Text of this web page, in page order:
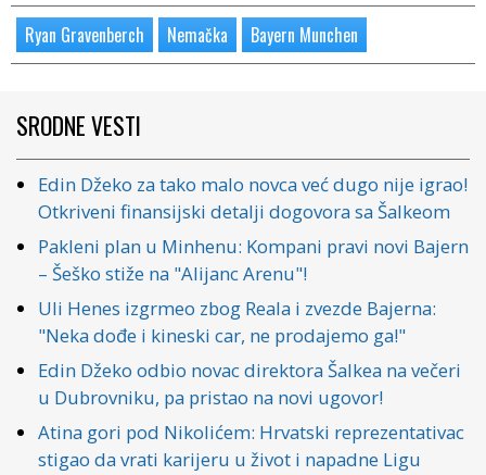
Ryan Gravenberch Nemačka Bayern Munchen
SRODNE VESTI
Edin Džeko za tako malo novca već dugo nije igrao!
Otkriveni finansijski detalji dogovora sa Šalkeom
Pakleni plan u Minhenu: Kompani pravi novi Bajern
– Šeško stiže na "Alijanc Arenu"!
Uli Henes izgrmeo zbog Reala i zvezde Bajerna:
"Neka dođe i kineski car, ne prodajemo ga!"
Edin Džeko odbio novac direktora Šalkea na večeri
u Dubrovniku, pa pristao na novi ugovor!
Atina gori pod Nikolićem: Hrvatski reprezentativac
stigao da vrati karijeru u život i napadne Ligu